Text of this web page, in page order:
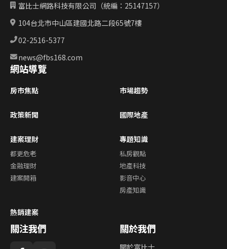
富比士網路科技有限公司（統編：25147157）
104台北市中山區建國北路二段65號7樓
02-2516-5377
news@fbs168.com
網站導覽
房市焦點 市場趨勢
政策新聞 國際地產
建案理財
都更危老
金融理財
建案開箱
專題知識
私房觀點
地產科技
影音中心
房產知識
熱銷建案
關注我們 關於我們